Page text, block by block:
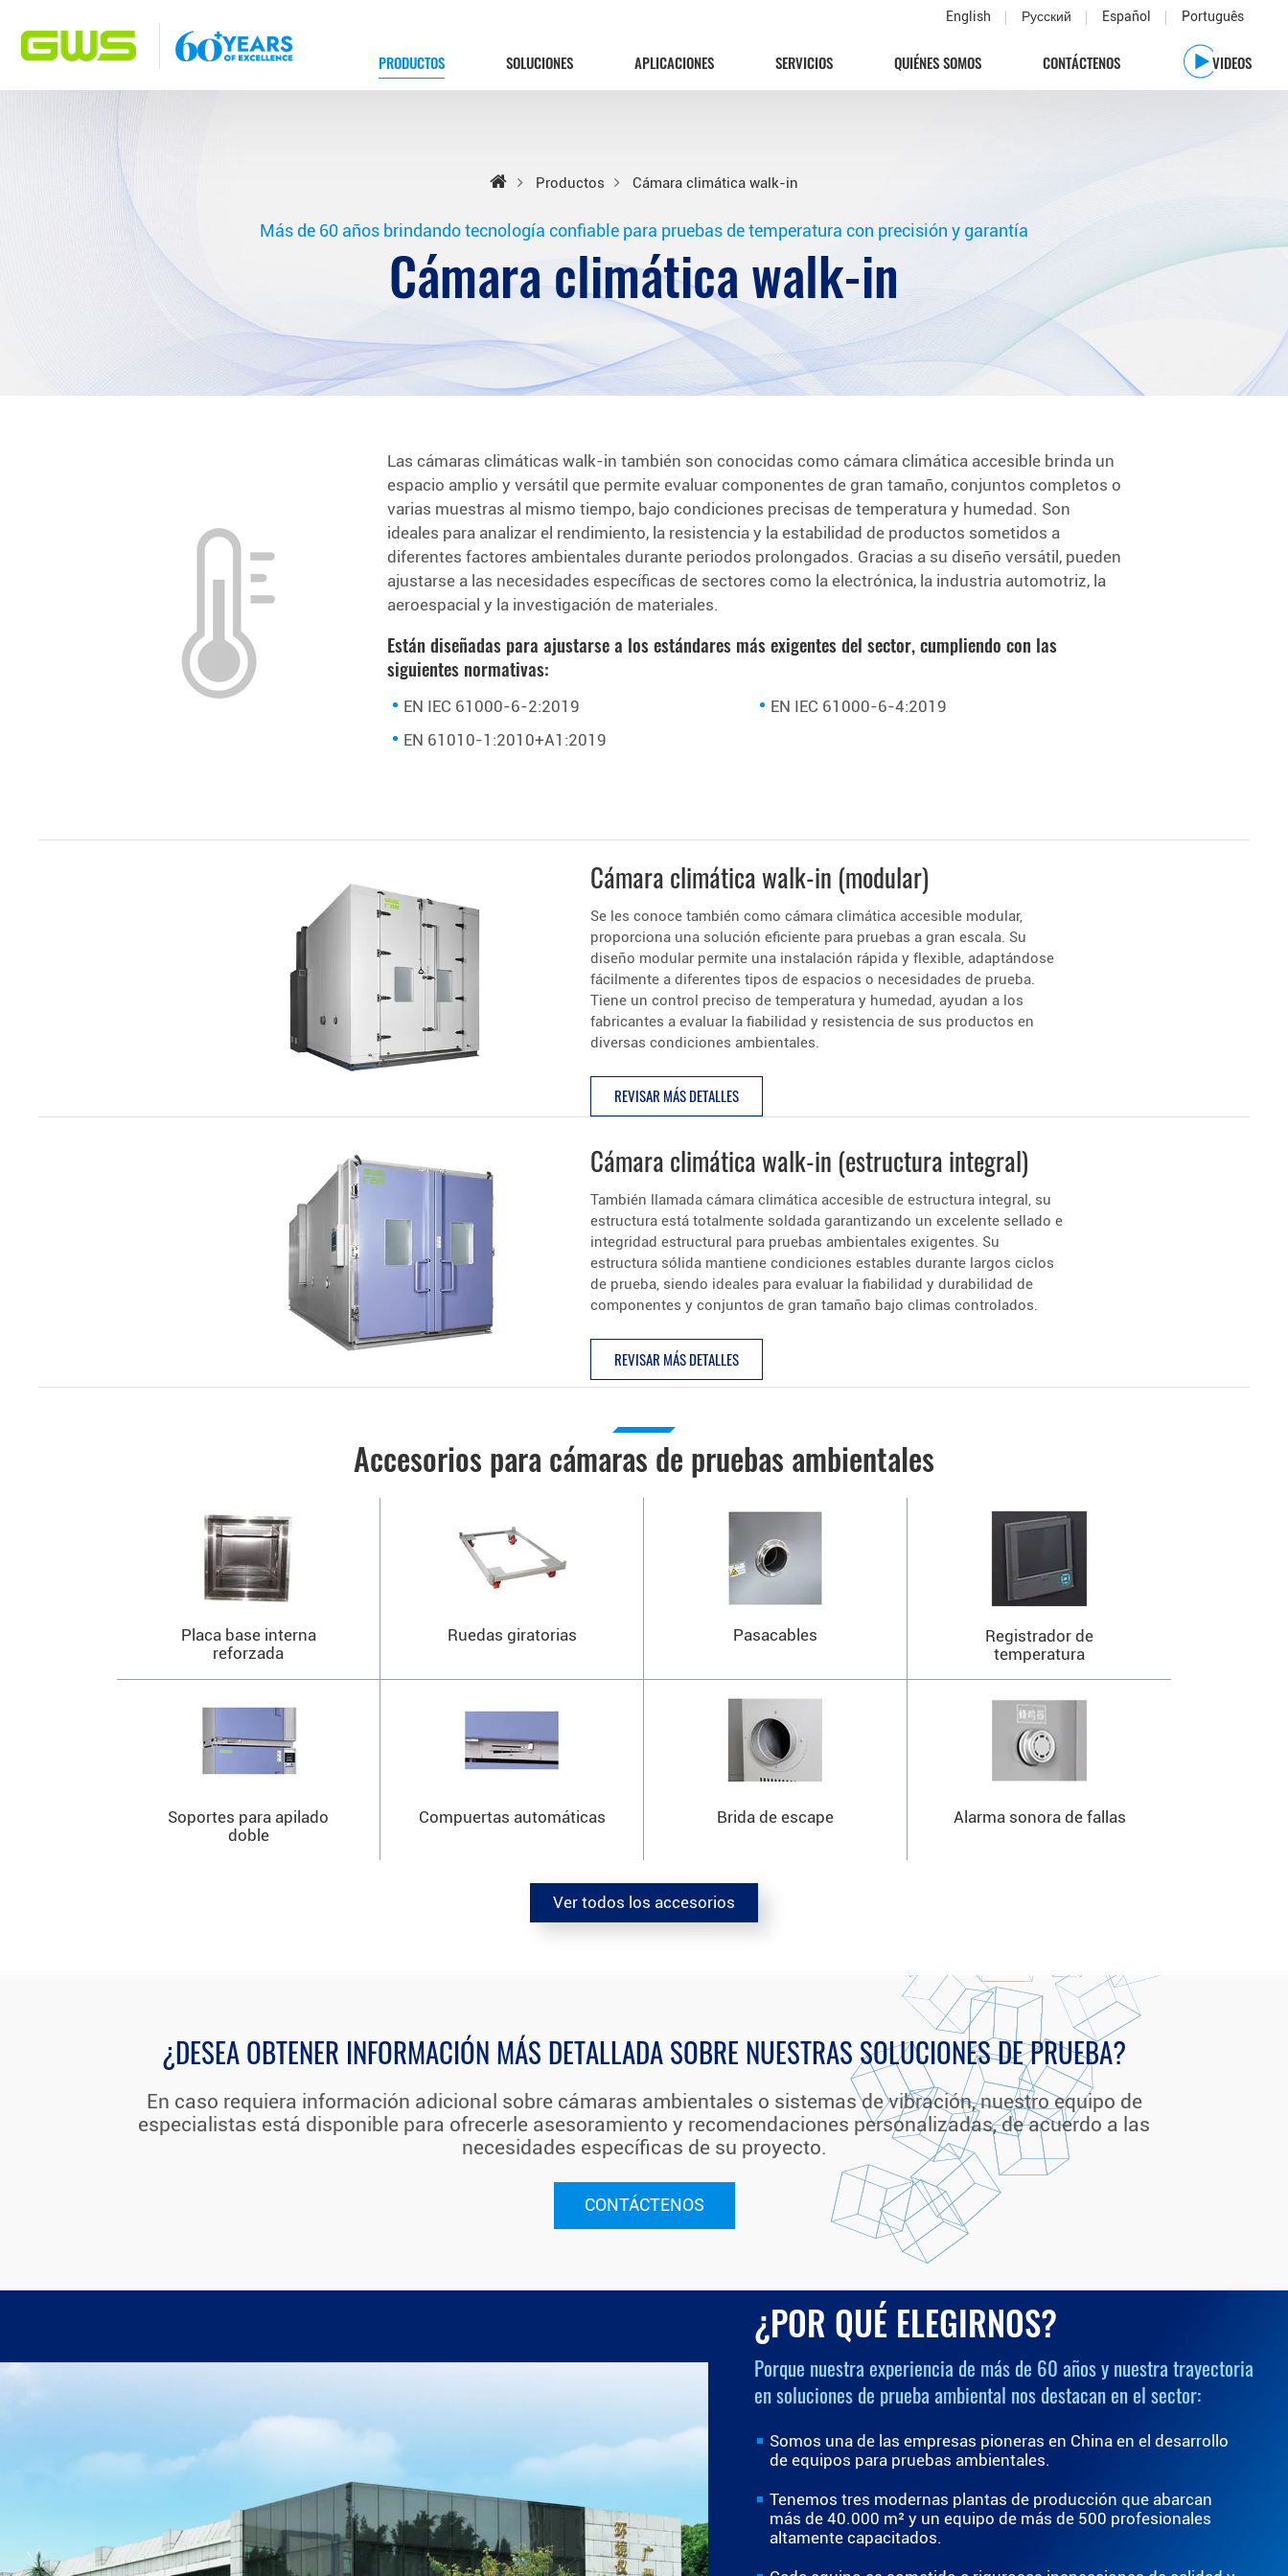
English Русский Español Português
PRODUCTOS SOLUCIONES APLICACIONES SERVICIOS QUIÉNES SOMOS CONTÁCTENOS VIDEOS
Productos Cámara climática walk-in
Más de 60 años brindando tecnología confiable para pruebas de temperatura con precisión y garantía
Cámara climática walk-in
Las cámaras climáticas walk-in también son conocidas como cámara climática accesible brinda un
espacio amplio y versátil que permite evaluar componentes de gran tamaño, conjuntos completos o
varias muestras al mismo tiempo, bajo condiciones precisas de temperatura y humedad. Son
ideales para analizar el rendimiento, la resistencia y la estabilidad de productos sometidos a
diferentes factores ambientales durante periodos prolongados. Gracias a su diseño versátil, pueden
ajustarse a las necesidades específicas de sectores como la electrónica, la industria automotriz, la
aeroespacial y la investigación de materiales.
Están diseñadas para ajustarse a los estándares más exigentes del sector, cumpliendo con las
siguientes normativas:
EN IEC 61000-6-2:2019
EN IEC 61000-6-4:2019
EN 61010-1:2010+A1:2019
Cámara climática walk-in (modular)
Se les conoce también como cámara climática accesible modular,
proporciona una solución eficiente para pruebas a gran escala. Su
diseño modular permite una instalación rápida y flexible, adaptándose
fácilmente a diferentes tipos de espacios o necesidades de prueba.
Tiene un control preciso de temperatura y humedad, ayudan a los
fabricantes a evaluar la fiabilidad y resistencia de sus productos en
diversas condiciones ambientales.
REVISAR MÁS DETALLES
Cámara climática walk-in (estructura integral)
También llamada cámara climática accesible de estructura integral, su
estructura está totalmente soldada garantizando un excelente sellado e
integridad estructural para pruebas ambientales exigentes. Su
estructura sólida mantiene condiciones estables durante largos ciclos
de prueba, siendo ideales para evaluar la fiabilidad y durabilidad de
componentes y conjuntos de gran tamaño bajo climas controlados.
REVISAR MÁS DETALLES
Accesorios para cámaras de pruebas ambientales
Placa base interna
reforzada
Ruedas giratorias Pasacables
Registrador de
temperatura
Soportes para apilado
doble
Compuertas automáticas Brida de escape Alarma sonora de fallas
Ver todos los accesorios
¿DESEA OBTENER INFORMACIÓN MÁS DETALLADA SOBRE NUESTRAS SOLUCIONES DE PRUEBA?
En caso requiera información adicional sobre cámaras ambientales o sistemas de vibración, nuestro equipo de
especialistas está disponible para ofrecerle asesoramiento y recomendaciones personalizadas, de acuerdo a las
necesidades específicas de su proyecto.
CONTÁCTENOS
¿POR QUÉ ELEGIRNOS?
Porque nuestra experiencia de más de 60 años y nuestra trayectoria
en soluciones de prueba ambiental nos destacan en el sector:
Somos una de las empresas pioneras en China en el desarrollo
de equipos para pruebas ambientales.
Tenemos tres modernas plantas de producción que abarcan
más de 40.000 m² y un equipo de más de 500 profesionales
altamente capacitados.